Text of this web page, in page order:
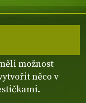
možnost
něco v